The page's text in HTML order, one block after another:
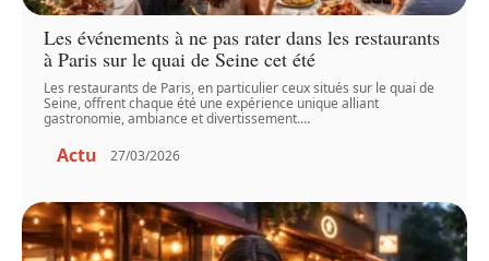
Les événements à ne pas rater dans les restaurants
à Paris sur le quai de Seine cet été
Les restaurants de Paris, en particulier ceux situés sur le quai de
Seine, offrent chaque été une expérience unique alliant
gastronomie, ambiance et divertissement.…
Actu 27/03/2026